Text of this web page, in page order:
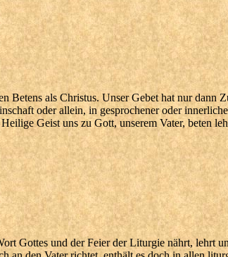
Betens als Christus. Unser Gebet hat nur dann
oder allein, in gesprochener oder
Geist uns zu Gott, unserem Vater, beten
Gottes und der Feier der Liturgie nährt, lehrt